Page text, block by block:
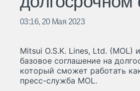
03:16, 20 Мая 2023
Mitsui O.S.K. Lines, Ltd. (MOL)
базовое соглашение на
который сможет работать
пресс-служба MOL.